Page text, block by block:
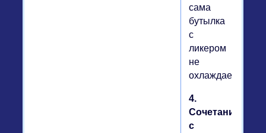
сама
бутылка
с
ликером
не
охлаждается.
4.
Сочетание
с